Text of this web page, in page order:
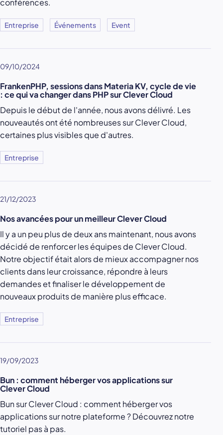
conférences.
Entreprise Événements Event
09/10/2024
FrankenPHP, sessions dans Materia KV, cycle de vie
: ce qui va changer dans PHP sur Clever Cloud
Depuis le début de l'année, nous avons délivré. Les
nouveautés ont été nombreuses sur Clever Cloud,
certaines plus visibles que d'autres.
Entreprise
21/12/2023
Nos avancées pour un meilleur Clever Cloud
Il y a un peu plus de deux ans maintenant, nous avons
décidé de renforcer les équipes de Clever Cloud.
Notre objectif était alors de mieux accompagner nos
clients dans leur croissance, répondre à leurs
demandes et finaliser le développement de
nouveaux produits de manière plus efficace.
Entreprise
19/09/2023
Bun : comment héberger vos applications sur
Clever Cloud
Bun sur Clever Cloud : comment héberger vos
applications sur notre plateforme ? Découvrez notre
tutoriel pas à pas.